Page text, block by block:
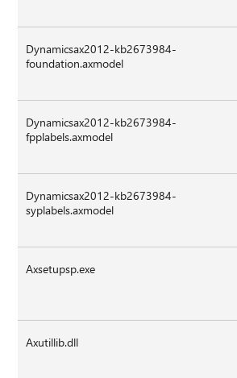
Dynamicsax2012-kb2673984-
foundation.axmodel
Dynamicsax2012-kb2673984-
fpplabels.axmodel
Dynamicsax2012-kb2673984-
syplabels.axmodel
Axsetupsp.exe
Axutillib.dll